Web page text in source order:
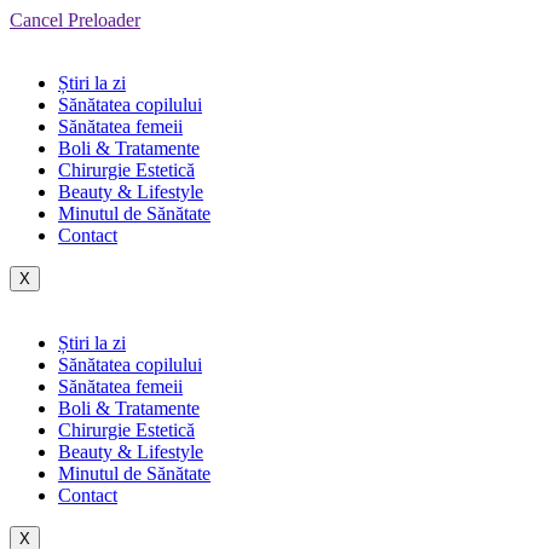
Cancel Preloader
Știri la zi
Sănătatea copilului
Sănătatea femeii
Boli & Tratamente
Chirurgie Estetică
Beauty & Lifestyle
Minutul de Sănătate
Contact
X
Știri la zi
Sănătatea copilului
Sănătatea femeii
Boli & Tratamente
Chirurgie Estetică
Beauty & Lifestyle
Minutul de Sănătate
Contact
X